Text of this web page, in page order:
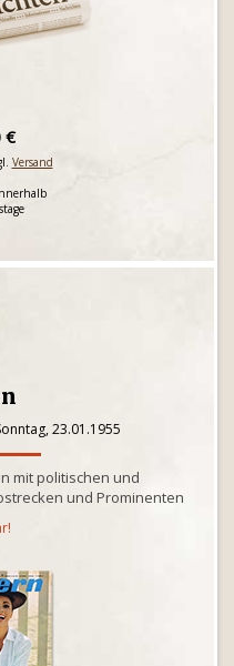
€
Versand
23.01.1955
mit politischen und
und Prominenten